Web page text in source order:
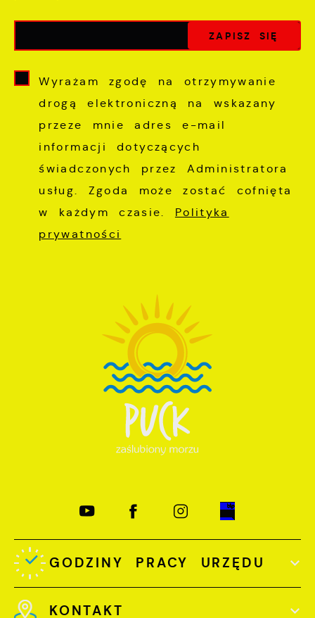
Wyrażam zgodę na otrzymywanie
drogą elektroniczną na wskazany
przeze mnie adres e-mail
informacji dotyczących
świadczonych przez Administratora
usług. Zgoda może zostać cofnięta
w każdym czasie. Polityka
prywatności
GODZINY PRACY URZĘDU
KONTAKT